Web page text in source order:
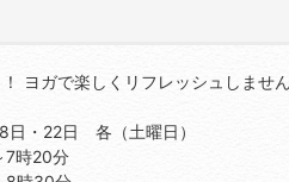
ヨガで楽しくリフレッシュしませ
日・22日 各（土曜日）
20分